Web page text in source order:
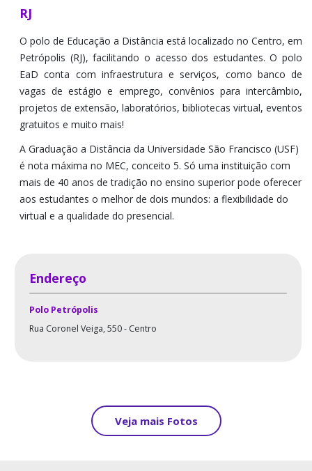
RJ
O polo de Educação a Distância está localizado no Centro, em
Petrópolis (RJ), facilitando o acesso dos estudantes. O polo
EaD conta com infraestrutura e serviços, como banco de
vagas de estágio e emprego, convênios para intercâmbio,
projetos de extensão, laboratórios, bibliotecas virtual, eventos
gratuitos e muito mais!
A Graduação a Distância da Universidade São Francisco (USF)
é nota máxima no MEC, conceito 5. Só uma instituição com
mais de 40 anos de tradição no ensino superior pode oferecer
aos estudantes o melhor de dois mundos: a flexibilidade do
virtual e a qualidade do presencial.
Endereço
Polo Petrópolis
Rua Coronel Veiga, 550 - Centro
Veja mais Fotos